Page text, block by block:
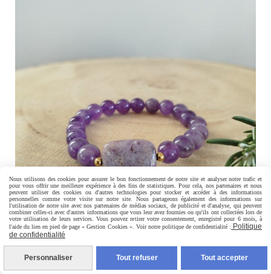
30,00€
Nous utilisons des cookies pour assurer le bon fonctionnement de notre site et analyser notre trafic et
pour vous offrir une meilleure expérience à des fins de statistiques. Pour cela, nos partenaires et nous
peuvent utiliser des cookies ou d'autres technologies pour stocker et accéder à des informations
personnelles comme votre visite sur notre site. Nous partageons également des informations sur
l'utilisation de notre site avec nos partenaires de médias sociaux, de publicité et d'analyse, qui peuvent
combiner celles-ci avec d'autres informations que vous leur avez fournies ou qu'ils ont collectées lors de
votre utilisation de leurs services. Vous pouvez retirer votre consentement, enregistré pour 6 mois, à
l'aide du lien en pied de page « Gestion Cookies ». Voir notre politique de confidentialité : Politique
de confidentialité
Personnaliser Tout refuser Tout accepter